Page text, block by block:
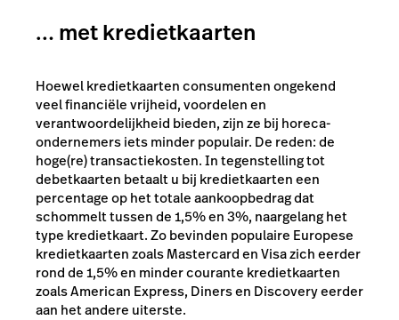
… met kredietkaarten
Hoewel kredietkaarten consumenten ongekend
veel financiële vrijheid, voordelen en
verantwoordelijkheid bieden, zijn ze bij horeca-
ondernemers iets minder populair. De reden: de
hoge(re) transactiekosten. In tegenstelling tot
debetkaarten betaalt u bij kredietkaarten een
percentage op het totale aankoopbedrag dat
schommelt tussen de 1,5% en 3%, naargelang het
type kredietkaart. Zo bevinden populaire Europese
kredietkaarten zoals Mastercard en Visa zich eerder
rond de 1,5% en minder courante kredietkaarten
zoals American Express, Diners en Discovery eerder
aan het andere uiterste.